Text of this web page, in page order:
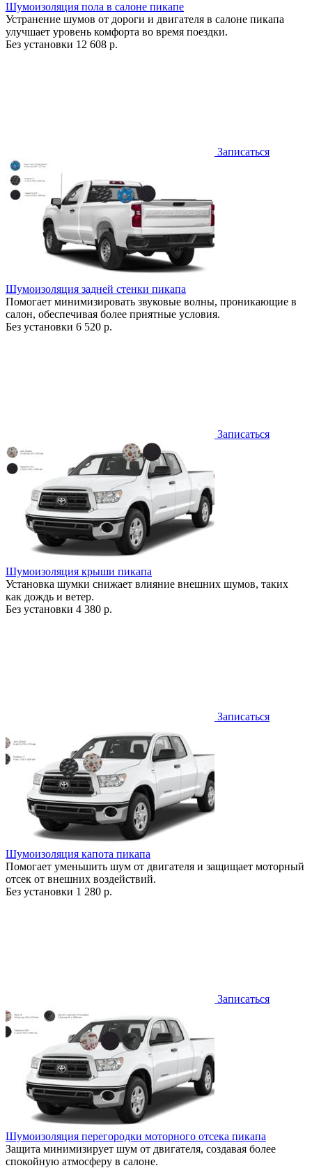
Шумоизоляция пола в салоне пикапе
Устранение шумов от дороги и двигателя в салоне пикапа
улучшает уровень комфорта во время поездки.
Без установки 12 608 р.
Записаться
Шумоизоляция задней стенки пикапа
Помогает минимизировать звуковые волны, проникающие в
салон, обеспечивая более приятные условия.
Без установки 6 520 р.
Записаться
Шумоизоляция крыши пикапа
Установка шумки снижает влияние внешних шумов, таких
как дождь и ветер.
Без установки 4 380 р.
Записаться
Шумоизоляция капота пикапа
Помогает уменьшить шум от двигателя и защищает моторный
отсек от внешних воздействий.
Без установки 1 280 р.
Записаться
Шумоизоляция перегородки моторного отсека пикапа
Защита минимизирует шум от двигателя, создавая более
спокойную атмосферу в салоне.